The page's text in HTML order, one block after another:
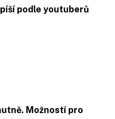
podle youtuberů
Možností pro